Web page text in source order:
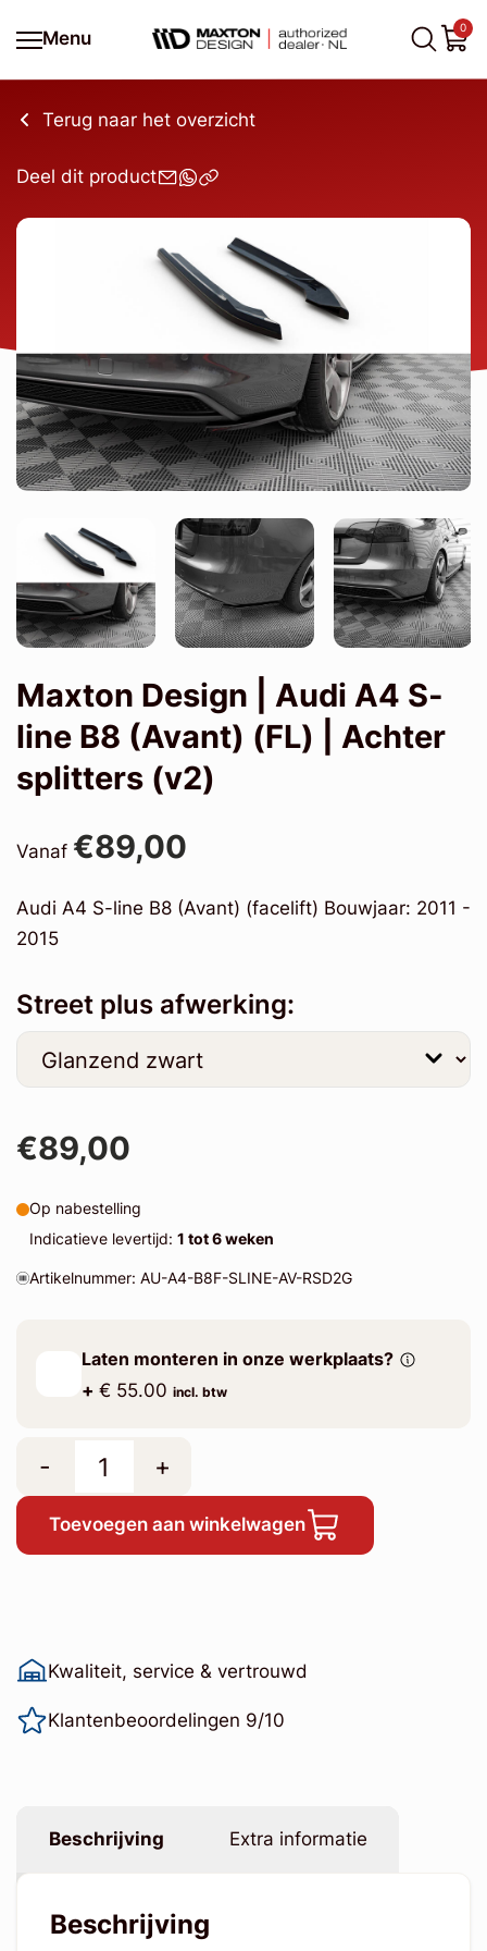
Menu
0
Terug naar het overzicht
Deel dit product
Maxton Design | Audi A4 S-
line B8 (Avant) (FL) | Achter
splitters (v2)
Vanaf €89,00
Audi A4 S-line B8 (Avant) (facelift) Bouwjaar: 2011 -
2015
Street plus afwerking:
€89,00
Op nabestelling
Indicatieve levertijd: 1 tot 6 weken
Artikelnummer: AU-A4-B8F-SLINE-AV-RSD2G
Laten monteren in onze werkplaats?
+ € 55.00 incl. btw
- +
Toevoegen aan winkelwagen
Kwaliteit, service & vertrouwd
Klantenbeoordelingen 9/10
Beschrijving Extra informatie
Beschrijving